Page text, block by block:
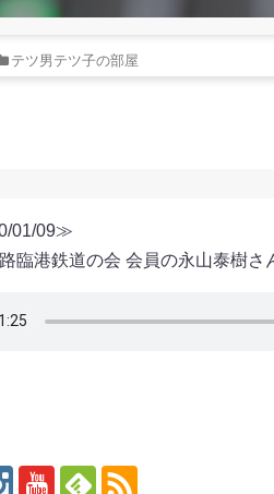
テツ男テツ子の部屋
01/09≫
臨港鉄道の会 会員の永山泰樹